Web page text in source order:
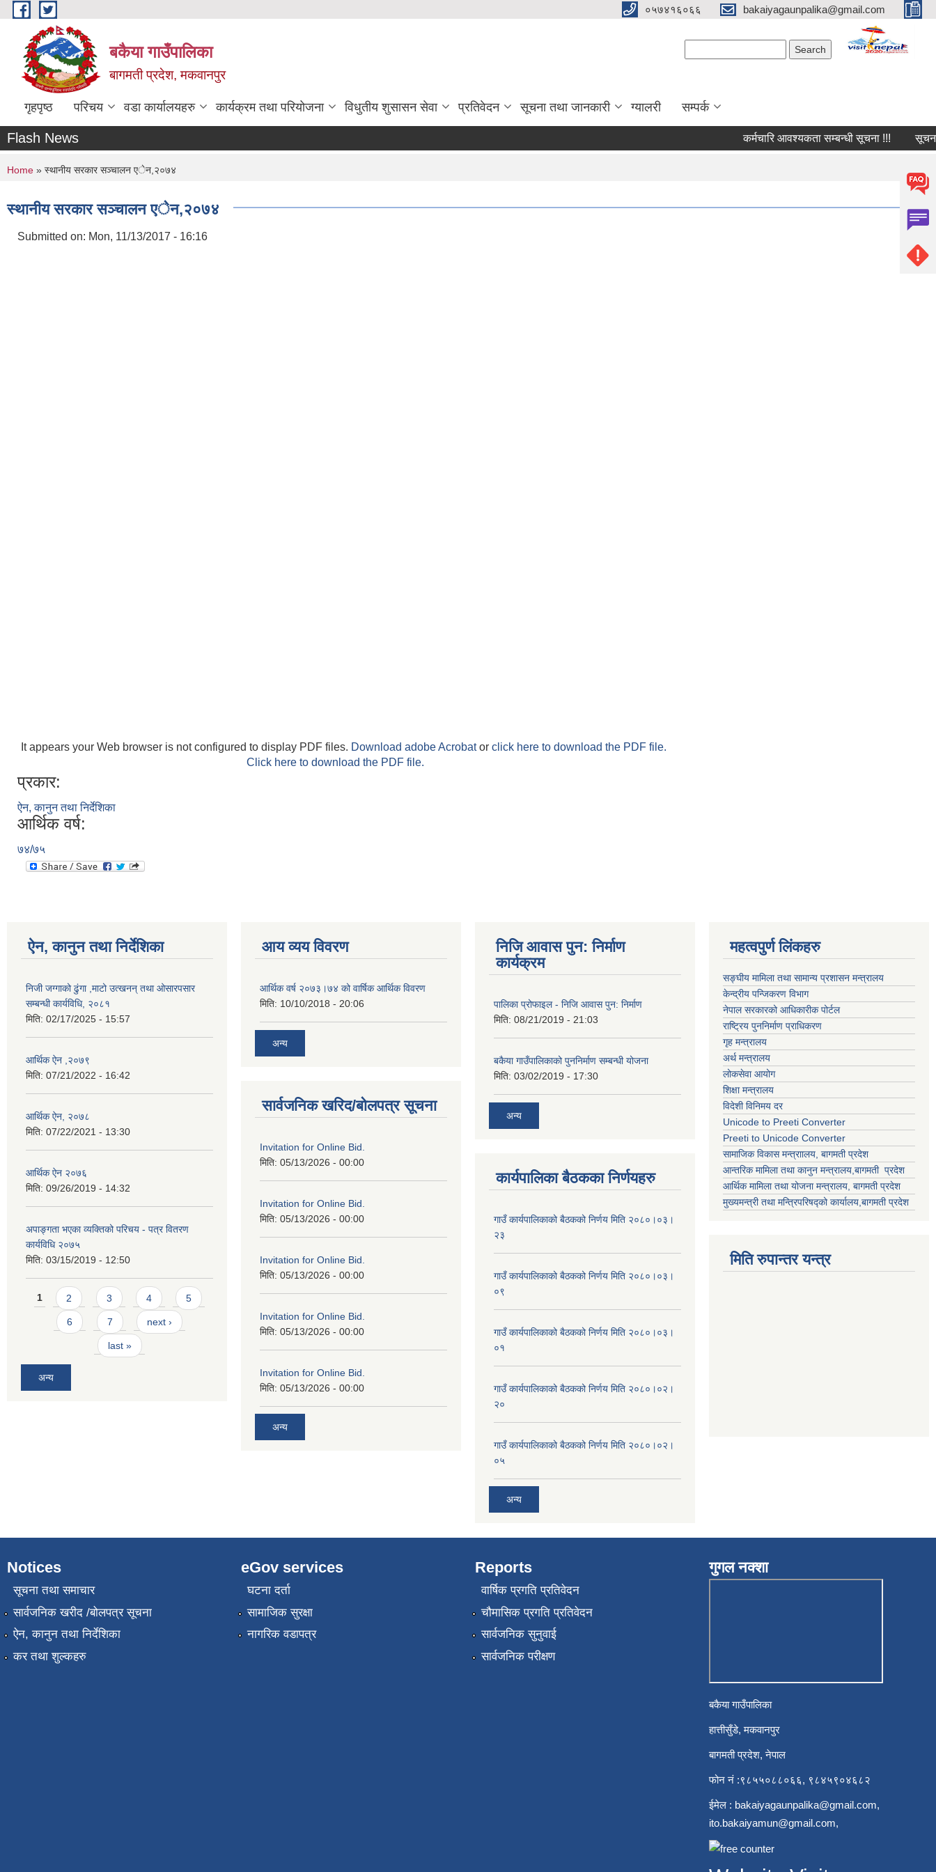
Skip to main content ०५७४१६०६६ bakaiyagaunpalika@gmail.com
बकैया गाउँपालिका
बागमती प्रदेश, मकवानपुर
गृहपृष्ठ परिचय वडा कार्यालयहरु कार्यक्रम तथा परियोजना विधुतीय शुसासन सेवा प्रतिवेदन सूचना तथा जानकारी ग्यालरी सम्पर्क
Flash News कर्मचारि आवश्यकता सम्बन्धी सूचना !!! सूचना
You are here
Home » स्थानीय सरकार सञ्चालन एेन,२०७४
स्थानीय सरकार सञ्चालन एेन,२०७४
Submitted on: Mon, 11/13/2017 - 16:16
It appears your Web browser is not configured to display PDF files. Download adobe Acrobator click here to download the PDF file.
Click here to download the PDF file.
प्रकार:
ऐन, कानुन तथा निर्देशिका
आर्थिक वर्ष:
७४/७५
ऐन, कानुन तथा निर्देशिका
निजी जग्गाको ढुंगा ,माटो उत्खनन् तथा ओसारपसार
सम्बन्धी कार्यविधि, २०८१
मिति: 02/17/2025 - 15:57
आर्थिक ऐन ,२०७९
मिति: 07/21/2022 - 16:42
आर्थिक ऐन, २०७८
मिति: 07/22/2021 - 13:30
आर्थिक ऐन २०७६
मिति: 09/26/2019 - 14:32
अपाङ्गता भएका व्यक्तिको परिचय - पत्र वितरण
कार्यविधि २०७५
मिति: 03/15/2019 - 12:50
Pages
1 2 3 4 5
6 7 next ›
last »
अन्य
आय व्यय विवरण
आर्थिक वर्ष २०७३।७४ को वार्षिक आर्थिक विवरण
मिति: 10/10/2018 - 20:06
अन्य
सार्वजनिक खरिद/बोलपत्र सूचना
Invitation for Online Bid.
मिति: 05/13/2026 - 00:00
Invitation for Online Bid.
मिति: 05/13/2026 - 00:00
Invitation for Online Bid.
मिति: 05/13/2026 - 00:00
Invitation for Online Bid.
मिति: 05/13/2026 - 00:00
Invitation for Online Bid.
मिति: 05/13/2026 - 00:00
अन्य
निजि आवास पुन: निर्माण
कार्यक्रम
पालिका प्रोफाइल - निजि आवास पुन: निर्माण
मिति: 08/21/2019 - 21:03
बकैया गाउँपालिकाको पुननिर्माण सम्बन्धी योजना
मिति: 03/02/2019 - 17:30
अन्य
कार्यपालिका बैठकका निर्णयहरु
गाउँ कार्यपालिकाको बैठकको निर्णय मिति २०८०।०३।
२३
गाउँ कार्यपालिकाको बैठकको निर्णय मिति २०८०।०३।
०९
गाउँ कार्यपालिकाको बैठकको निर्णय मिति २०८०।०३।
०१
गाउँ कार्यपालिकाको बैठकको निर्णय मिति २०८०।०२।
२०
गाउँ कार्यपालिकाको बैठकको निर्णय मिति २०८०।०२।
०५
अन्य
महत्वपुर्ण लिंकहरु
सङ्घीय मामिला तथा सामान्य प्रशासन मन्त्रालय
केन्द्रीय पन्जिकरण विभाग
नेपाल सरकारको आधिकारीक पोर्टल
राष्ट्रिय पुननिर्माण प्राधिकरण
गृह मन्त्रालय
अर्थ मन्त्रालय
लोकसेवा आयोग
शिक्षा मन्त्रालय
विदेशी विनिमय दर
Unicode to Preeti Converter
Preeti to Unicode Converter
सामाजिक विकास मन्त्राालय, बागमती प्रदेश
आन्तरिक मामिला तथा कानुन मन्त्रालय,बागमती प्रदेश
आर्थिक मामिला तथा योजना मन्त्रालय, बागमती प्रदेश
मुख्यमन्त्री तथा मन्त्रिपरिषद्को कार्यालय,बागमती प्रदेश
मिति रुपान्तर यन्त्र
Notices
सूचना तथा समाचार
सार्वजनिक खरीद /बोलपत्र सूचना
ऐन, कानुन तथा निर्देशिका
कर तथा शुल्कहरु
eGov services
घटना दर्ता
सामाजिक सुरक्षा
नागरिक वडापत्र
Reports
वार्षिक प्रगति प्रतिवेदन
चौमासिक प्रगति प्रतिवेदन
सार्वजनिक सुनुवाई
सार्वजनिक परीक्षण
गुगल नक्शा
बकैया गाउँपालिका
हात्तीसुँडे, मकवानपुर
बागमती प्रदेश, नेपाल
फोन नं :९८५५०८८०६६, ९८४५९०४६८२
ईमेल : bakaiyagaunpalika@gmail.com,
ito.bakaiyamun@gmail.com,